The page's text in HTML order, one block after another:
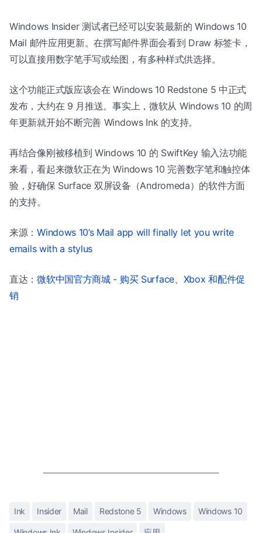
Windows Insider 测试者已经可以安装最新的 Windows 10
Mail 邮件应用更新。在撰写邮件界面会看到 Draw 标签卡，
可以直接用数字笔手写或绘图，有多种样式供选择。
这个功能正式版应该会在 Windows 10 Redstone 5 中正式
发布，大约在 9 月推送。事实上，微软从 Windows 10 的周
年更新就开始不断完善 Windows Ink 的支持。
再结合像刚被移植到 Windows 10 的 SwiftKey 输入法功能
来看，看起来微软正在为 Windows 10 完善数字笔和触控体
验，好确保 Surface 双屏设备（Andromeda）的软件方面
的支持。
来源：Windows 10’s Mail app will finally let you write
emails with a stylus
直达：微软中国官方商城 - 购买 Surface、Xbox 和配件促
销
Ink Insider Mail Redstone 5 Windows Windows 10